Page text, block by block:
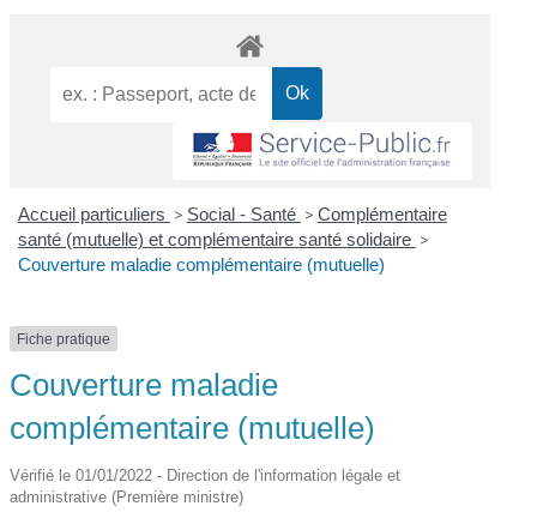
Accueil particuliers > Social - Santé > Complémentaire
santé (mutuelle) et complémentaire santé solidaire >
Couverture maladie complémentaire (mutuelle)
Fiche pratique
Couverture maladie
complémentaire (mutuelle)
Vérifié le 01/01/2022 - Direction de l'information légale et
administrative (Première ministre)